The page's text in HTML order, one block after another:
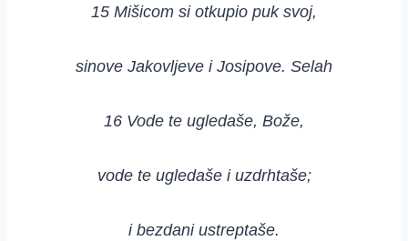
15 Mišicom si otkupio puk svoj,
sinove Jakovljeve i Josipove. Selah
16 Vode te ugledaše, Bože,
vode te ugledaše i uzdrhtaše;
i bezdani ustreptaše.